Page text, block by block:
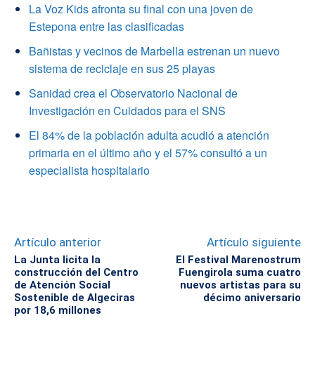
La Voz Kids afronta su final con una joven de
Estepona entre las clasificadas
Bañistas y vecinos de Marbella estrenan un nuevo
sistema de reciclaje en sus 25 playas
Sanidad crea el Observatorio Nacional de
Investigación en Cuidados para el SNS
El 84% de la población adulta acudió a atención
primaria en el último año y el 57% consultó a un
especialista hospitalario
Artículo anterior
La Junta licita la
construcción del Centro
de Atención Social
Sostenible de Algeciras
por 18,6 millones
Artículo siguiente
El Festival Marenostrum
Fuengirola suma cuatro
nuevos artistas para su
décimo aniversario